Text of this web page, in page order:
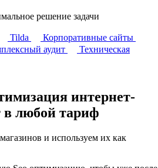
решение задачи
Tilda
Корпоративные сайты
аудит
Техническая
интернет-
в любой тариф
и используем их как